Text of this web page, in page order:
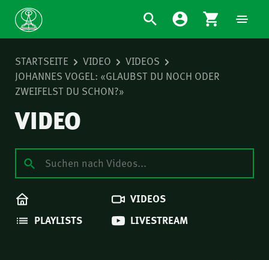
STARTSEITE VIDEO
VIDEOS
JOHANNES VOGEL: «GLAUBST DU NOCH ODER
ZWEIFELST DU SCHON?»
VIDEO
VIDEOS
PLAYLISTS
LIVESTREAM